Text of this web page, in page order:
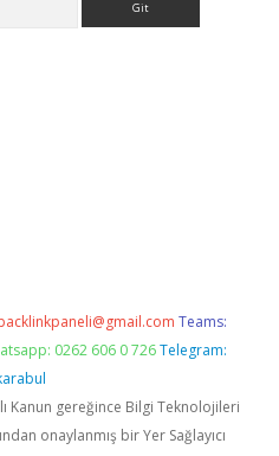
Teams:
0262 606 0 726 Telegram:
Kanun gereğince Bilgi Teknolojileri
onaylanmış bir Yer Sağlayıcı